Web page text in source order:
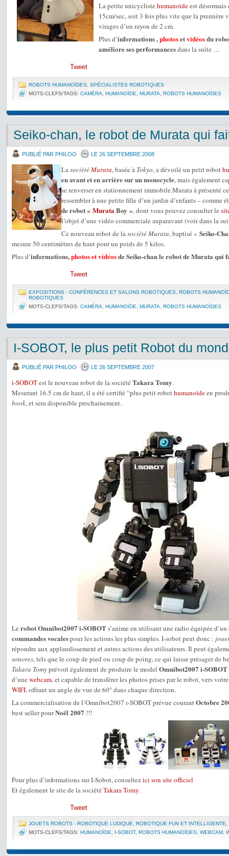
La petite unicycliste humanoïdeest désormais
15cm/sec, soit 3 fois plus vite que la première
virages d’un rayon de 2 cm.
Plus d’informations ,photosetvidéosdu
améliore ses performancesdans la suite …
Tweet
ROBOTS HUMANOÏDES SPÉCIALISTES ROBOTIQUES
MOTS-CLEFS/TAGS: CAMÉRA HUMANOÏDE MURATA ROBOTS HUMANOÏDES
Seiko-chan, le robot de Murata qui
PUBLIÉ PAR PHILOO LE 26 SEPTEMBRE 2008
LasociétéMurata, basée à Tokyo, a dévoilé un petit robot
en avant et en arrière sur un monocycle, mais également
se renverser en stationnement immobile.Murata à présenté
ressembler à une petite fille d’un jardin d’enfants – comme
de robot « MurataBoy », dont vous pouvez consulter le
l’objet d’une vidéo commerciale auparavant (voir dans la
Ce nouveau robot de lasociété Murata, baptisé « Seiko-
mesure 50 centimètres de haut pour un poids de 5 kilos.
Plus d’informations,photos et vidéosde Seiko-chan le robot de Murata qui
Tweet
EXPOSITIONS - CONFÉRENCES ET SALONS ROBOTIQUES ROBOTS
ROBOTIQUES
MOTS-CLEFS/TAGS: CAMÉRA HUMANOÏDE MURATA ROBOTS HUMANOÏDES
I-SOBOT, le plus petit Robot du
PUBLIÉ PAR PHILOO LE 26 SEPTEMBRE 2007
i-SOBOTest le nouveau robot de la société Takara Tomy.
Mesurant 16.5 cm de haut, il a été certifié “plus petit robothumanoïdeen
book, et sera disponible prochainement.
Le robot Omnibot2007 i-SOBOTs’anime en utilisant une radio équipée
commandes vocalespour les actions les plus simples. I-sobot peut donc :
répondre aux applaudissement et autres actions des utilisateurs. Il peut
sonores, tels que le coup de pied ou coup de poing, ce qui laisse présager de
Takara Tomyprévoit également de produire le model Omnibot2007 i-
d’une webcam, et capable de transférer les photos prises par le robot, vers
WIFI, offrant un angle de vue de 60° dans chaque direction.
La commercialisation de l’Omnibot2007 i-SOBOT prévue courantOctobre
best seller pourNoël 2007 !!!
Pour plus d’informations sur I-Sobot, consultezici son site officiel
Et également le site de la société Takara Tomy.
Tweet
JOUETS ROBOTS - ROBOTIQUE LUDIQUE ROBOTIQUE FUN ET INTELLIGENTE
MOTS-CLEFS/TAGS: HUMANOÏDE I-SOBOT, ROBOTS HUMANOÏDES WEBCAM